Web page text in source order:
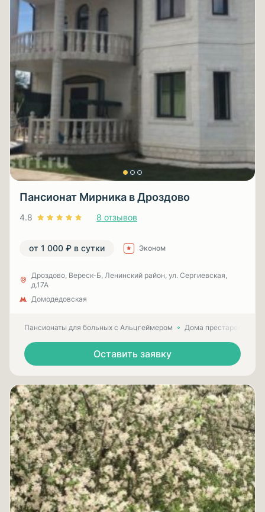
Пансионат Мирника в Дроздово
4.8 8 отзывов
от 1 000 ₽ в сутки Эконом
Дроздово, Вереск-Б, Ленинский район, ул. Сергиевская,
д.17А
Домодедовская
Пансионаты для больных с Альцгеймером Дома престарелых
Оставить заявку